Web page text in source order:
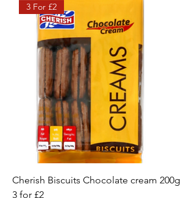
3 For £2
Cherish Biscuits Chocolate cream 200g
3 for £2